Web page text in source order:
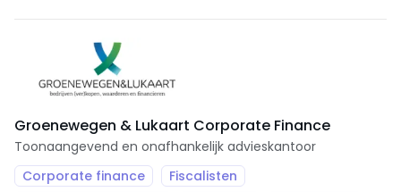
Groenewegen & Lukaart Corporate Finance
Toonaangevend en onafhankelijk advieskantoor
Corporate finance
Fiscalisten